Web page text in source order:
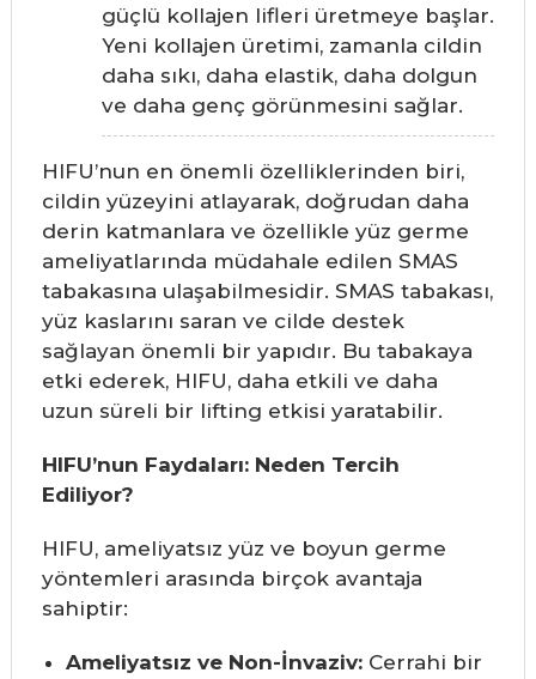
güçlü kollajen lifleri üretmeye başlar.
Yeni kollajen üretimi, zamanla cildin
daha sıkı, daha elastik, daha dolgun
ve daha genç görünmesini sağlar.
HIFU’nun en önemli özelliklerinden biri,
cildin yüzeyini atlayarak, doğrudan daha
derin katmanlara ve özellikle yüz germe
ameliyatlarında müdahale edilen SMAS
tabakasına ulaşabilmesidir. SMAS tabakası,
yüz kaslarını saran ve cilde destek
sağlayan önemli bir yapıdır. Bu tabakaya
etki ederek, HIFU, daha etkili ve daha
uzun süreli bir lifting etkisi yaratabilir.
HIFU’nun Faydaları: Neden Tercih
Ediliyor?
HIFU, ameliyatsız yüz ve boyun germe
yöntemleri arasında birçok avantaja
sahiptir:
Ameliyatsız ve Non-İnvaziv:Cerrahi bir